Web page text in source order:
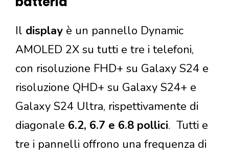
Il display è un pannello Dynamic
AMOLED 2X su tutti e tre i telefoni,
con risoluzione FHD+ su Galaxy S24 e
risoluzione QHD+ su Galaxy S24+ e
Galaxy S24 Ultra, rispettivamente di
diagonale 6.2, 6.7 e 6.8 pollici. Tutti e
tre i pannelli offrono una frequenza di